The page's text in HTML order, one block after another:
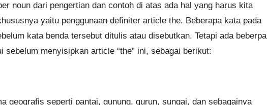
noun dari pengertian dan contoh di atas ada hal yang harus kita
yaitu penggunaan definiter article the. Beberapa kata pada
kata benda tersebut ditulis atau disebutkan. Tetapi ada beberpa
sebelum menyisipkan article “the” ini, sebagai berikut:
geografis seperti pantai, gunung, gurun, sungai, dan sebagainya